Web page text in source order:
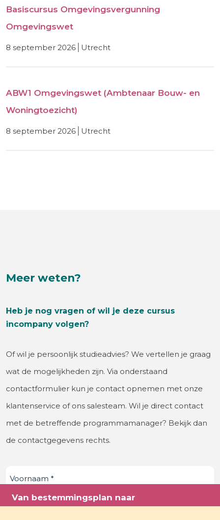
Basiscursus Omgevingsvergunning
Omgevingswet
8 september 2026 utrecht
ABW1 Omgevingswet (Ambtenaar Bouw- en
Woningtoezicht)
8 september 2026 utrecht
Meer weten?
Heb je nog vragen of wil je deze cursus
incompany volgen?
Of wil je persoonlijk studieadvies? We vertellen je graag
wat de mogelijkheden zijn. Via onderstaand
contactformulier kun je contact opnemen met onze
klantenservice of ons salesteam. Wil je direct contact
met de betreffende programmamanager? Bekijk dan
de contactgegevens rechts.
Voornaam (Vereist)
Achternaam(Vereist)
Van bestemmingsplan naar